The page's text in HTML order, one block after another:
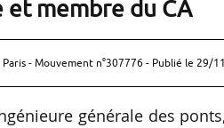
membre du CA
Paris - Mouvement n°307776 - Publié le 29/
générale des